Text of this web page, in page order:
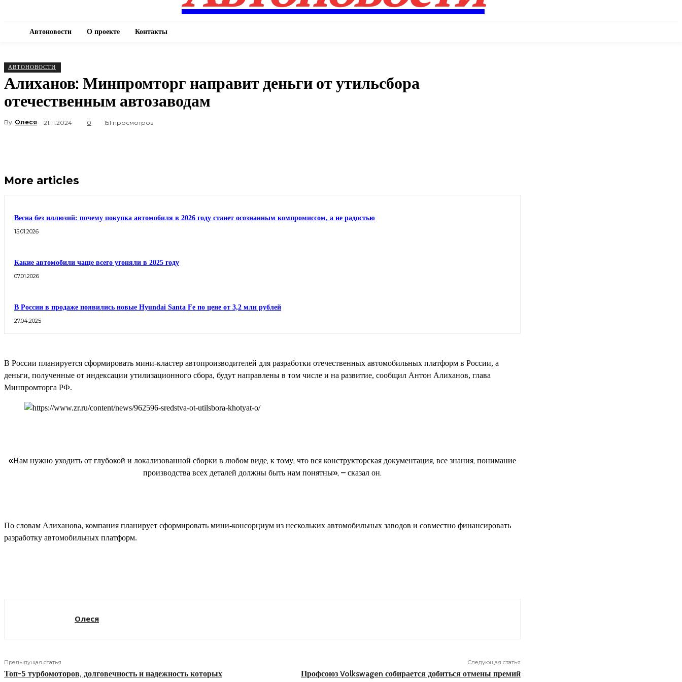
Автоновости О проекте Контакты
АВТОНОВОСТИ
Алиханов: Минпромторг направит деньги от утильсбора
отечественным автозаводам
By Олеся 21.11.2024 0 151 просмотров
More articles
Весна без иллюзий: почему покупка автомобиля в 2026 году станет осознанным компромиссом, а не радостью
15.01.2026
Какие автомобили чаще всего угоняли в 2025 году
07.01.2026
В России в продаже появились новые Hyundai Santa Fe по цене от 3,2 млн рублей
27.04.2025
В России планируется сформировать мини-кластер автопроизводителей для разработки отечественных автомобильных платформ в России, а
деньги, полученные от индексации утилизационного сбора, будут направлены в том числе и на развитие, сообщил Антон Алиханов, глава
Минпромторга РФ.
«Нам нужно уходить от глубокой и локализованной сборки в любом виде, к тому, что вся конструкторская документация, все знания, понимание
производства всех деталей должны быть нам понятны», – сказал он.
По словам Алиханова, компания планирует сформировать мини-консорциум из нескольких автомобильных заводов и совместно финансировать
разработку автомобильных платформ.
Олеся
Предыдущая статья
Топ-5 турбомоторов, долговечность и надежность которых
Следующая статья
Профсоюз Volkswagen собирается добиться отмены премий